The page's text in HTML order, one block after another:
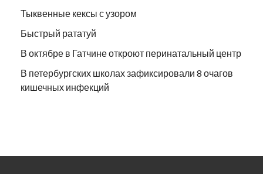
Тыквенные кексы с узором
Быстрый рататуй
В октябре в Гатчине откроют перинатальный центр
В петербургских школах зафиксировали 8 очагов
кишечных инфекций